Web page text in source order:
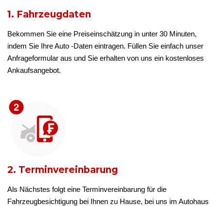
1. Fahrzeugdaten
Bekommen Sie eine Preiseinschätzung in unter 30 Minuten,
indem Sie Ihre Auto -Daten eintragen. Füllen Sie einfach unser
Anfrageformular aus und Sie erhalten von uns ein kostenloses
Ankaufsangebot.
2. Terminvereinbarung
Als Nächstes folgt eine Terminvereinbarung für die
Fahrzeugbesichtigung bei Ihnen zu Hause, bei uns im Autohaus